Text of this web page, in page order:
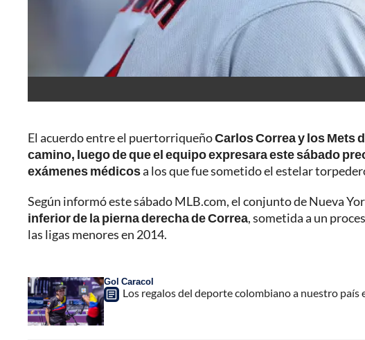
El acuerdo entre el puertorriqueñoCarlos Correa y los Mets
camino, luego de que el equipo expresara este sábado
exámenes médicosa los que fue sometido el estelar
Según informó este sábado MLB.com, el conjunto de Nueva
inferior de la pierna derecha de Correa, sometida a un
las ligas menores en 2014.
Gol Caracol
Los regalos del deporte colombiano a nuestro